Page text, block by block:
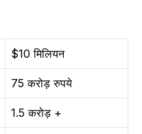
$10 मिलियन
75 करोड़ रुपये
1.5 करोड़ +